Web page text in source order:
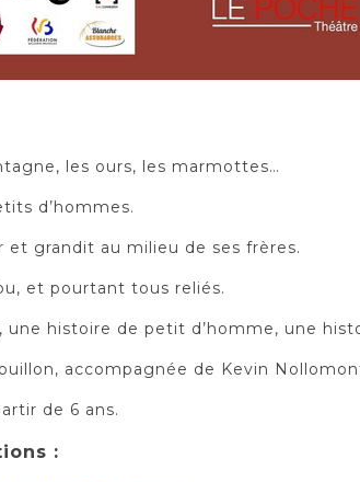
les ours, les marmottes…
d’hommes.
et grandit au milieu de ses frères.
et pourtant tous reliés.
une histoire de petit d’homme, une
accompagnée de Kevin
de 6 ans.
: